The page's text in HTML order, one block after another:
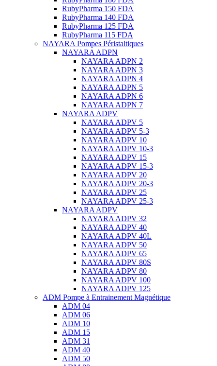
RubyPharma 150 FDA
RubyPharma 140 FDA
RubyPharma 125 FDA
RubyPharma 115 FDA
NAYARA Pompes Péristaltiques
NAYARA ADPN
NAYARA ADPN 2
NAYARA ADPN 3
NAYARA ADPN 4
NAYARA ADPN 5
NAYARA ADPN 6
NAYARA ADPN 7
NAYARA ADPV
NAYARA ADPV 5
NAYARA ADPV 5-3
NAYARA ADPV 10
NAYARA ADPV 10-3
NAYARA ADPV 15
NAYARA ADPV 15-3
NAYARA ADPV 20
NAYARA ADPV 20-3
NAYARA ADPV 25
NAYARA ADPV 25-3
NAYARA ADPV
NAYARA ADPV 32
NAYARA ADPV 40
NAYARA ADPV 40L
NAYARA ADPV 50
NAYARA ADPV 65
NAYARA ADPV 80S
NAYARA ADPV 80
NAYARA ADPV 100
NAYARA ADPV 125
ADM Pompe à Entrainement Magnétique
ADM 04
ADM 06
ADM 10
ADM 15
ADM 31
ADM 40
ADM 50